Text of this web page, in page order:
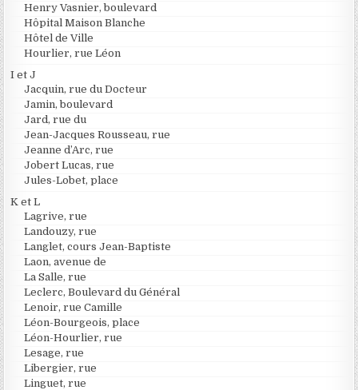
Henry Vasnier, boulevard
Hôpital Maison Blanche
Hôtel de Ville
Hourlier, rue Léon
I et J
Jacquin, rue du Docteur
Jamin, boulevard
Jard, rue du
Jean-Jacques Rousseau, rue
Jeanne d’Arc, rue
Jobert Lucas, rue
Jules-Lobet, place
K et L
Lagrive, rue
Landouzy, rue
Langlet, cours Jean-Baptiste
Laon, avenue de
La Salle, rue
Leclerc, Boulevard du Général
Lenoir, rue Camille
Léon-Bourgeois, place
Léon-Hourlier, rue
Lesage, rue
Libergier, rue
Linguet, rue